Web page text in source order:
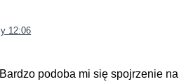
12:06
podoba mi się spojrzenie na